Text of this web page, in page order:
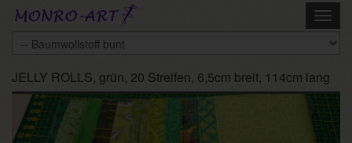
Skip
JELLY ROLLS, grün, 20 Streifen, 6,5cm breit, 114cm lang